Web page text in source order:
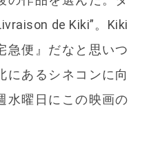
de Kiki”。Kiki
急便』だなと思いつ
にあるシネコンに向
水曜日にこの映画の